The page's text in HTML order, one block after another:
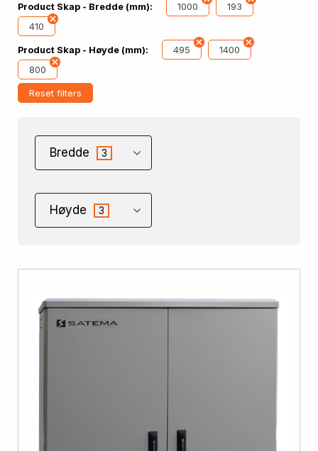
Product Skap - Bredde (mm): 1000
193
410
Product Skap - Høyde (mm): 495
1400
800
Reset filters
Bredde 3
Høyde 3